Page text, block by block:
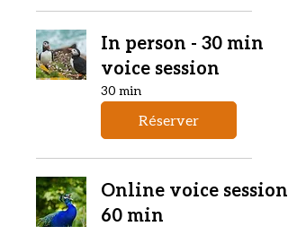
In person - 30 min
voice session
30 min
Réserver
Online voice session
60 min